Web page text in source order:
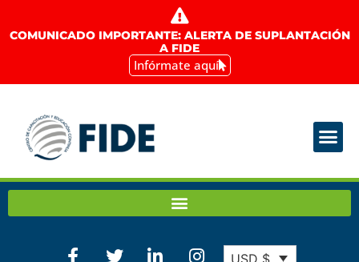
COMUNICADO IMPORTANTE: ALERTA DE SUPLANTACIÓN
A FIDE
Infórmate aquí
USD $